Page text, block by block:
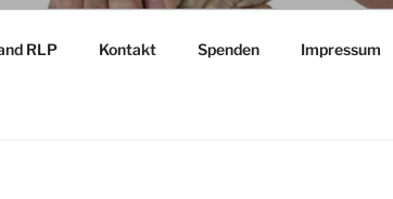
RLP Kontakt Spenden Impressum